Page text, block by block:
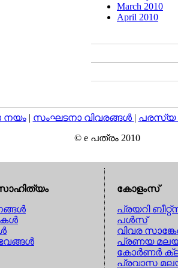
March 2010
April 2010
നയം| സംഘടനാ വിവരങ്ങള്‍ | പരസ്യ
© e പത്രം 2010
കോളംസ്
പ്രയറി
പള്‍സ്
വിവര
പ്രണയ
കോര്‍ണര്‍
പ്രവാസ